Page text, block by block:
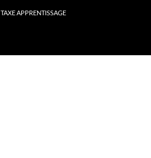
TAXE APPRENTISSAGE